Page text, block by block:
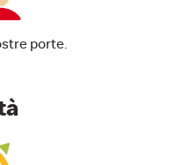
porte.